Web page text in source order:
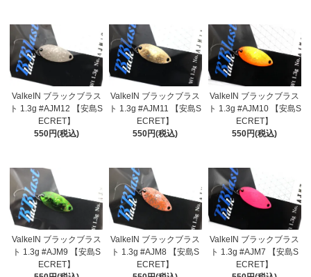
ValkeIN ブラックブラス
ト 1.3g #AJM12 【安島S
ECRET】
550円(税込)
ValkeIN ブラックブラス
ト 1.3g #AJM11 【安島S
ECRET】
550円(税込)
ValkeIN ブラックブラス
ト 1.3g #AJM10 【安島S
ECRET】
550円(税込)
ValkeIN ブラックブラス
ト 1.3g #AJM9 【安島S
ECRET】
ValkeIN ブラックブラス
ト 1.3g #AJM8 【安島S
ECRET】
ValkeIN ブラックブラス
ト 1.3g #AJM7 【安島S
ECRET】